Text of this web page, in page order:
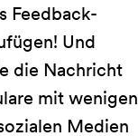
Feedback-
Und
die Nachricht
mit wenigen
Medien